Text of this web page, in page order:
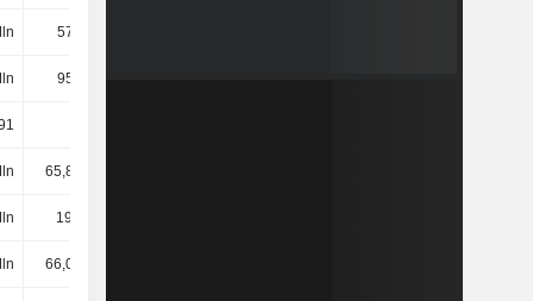
572 Mln
953 Mln
65,89 Mln
199.000
66,09 Mln